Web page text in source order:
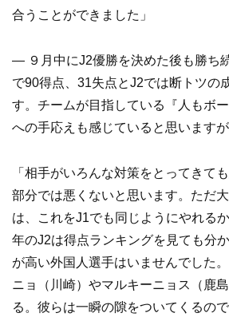
合うことができました」
― ９月中にJ2優勝を決めた後も勝ち
で90得点、31失点とJ2では断トツの
す。チームが目指している『人もボ
への手応えも感じていると思いますが
「相手がいろんな対策をとってきて
部分では悪くないと思います。ただ
は、これをJ1でも同じようにやれる
年のJ2は得点ランキングを見ても分
が高い外国人選手はいませんでした
ニョ（川崎）やマルキーニョス（鹿
る。彼らは一瞬の隙をついてくるの